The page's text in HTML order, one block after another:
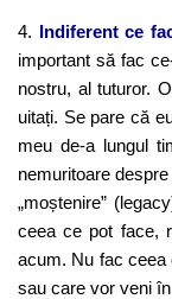
4. Indiferent ce
important să fac
nostru, al tuturor.
uitați. Se pare că
meu de-a lungul
nemuritoare
„moștenire”
ceea ce pot face,
acum. Nu fac
sau care vor veni